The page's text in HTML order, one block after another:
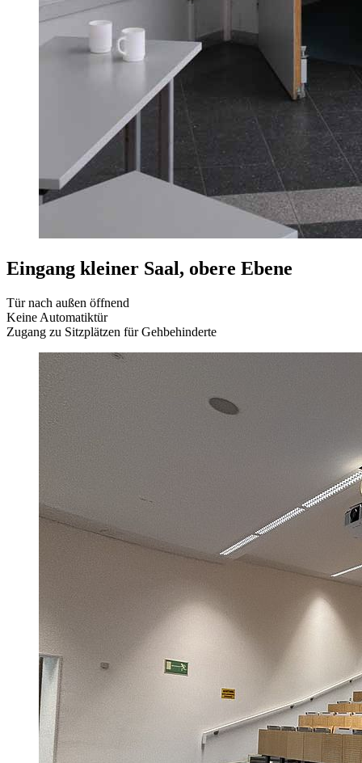
Eingang kleiner Saal, obere Ebene
Tür nach außen öffnend
Keine Automatiktür
Zugang zu Sitzplätzen für Gehbehinderte